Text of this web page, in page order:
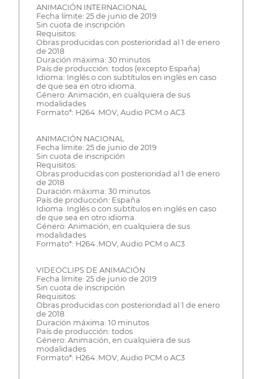
ANIMACIÓN INTERNACIONAL
Fecha límite: 25 de junio de 2019
Sin cuota de inscripción
Requisitos:
Obras producidas con posterioridad al 1 de enero
de 2018
Duración máxima: 30 minutos
País de producción: todos (excepto España)
Idioma: Inglés o con subtítulos en inglés en caso
de que sea en otro idioma.
Género: Animación, en cualquiera de sus
modalidades
Formato*: H264 .MOV, Audio PCM o AC3
ANIMACIÓN NACIONAL
Fecha límite: 25 de junio de 2019
Sin cuota de inscripción
Requisitos:
Obras producidas con posterioridad al 1 de enero
de 2018
Duración máxima: 30 minutos
País de producción: España
Idioma: Inglés o con subtítulos en inglés en caso
de que sea en otro idioma.
Género: Animación, en cualquiera de sus
modalidades
Formato*: H264 .MOV, Audio PCM o AC3
VIDEOCLIPS DE ANIMACIÓN
Fecha límite: 25 de junio de 2019
Sin cuota de inscripción
Requisitos:
Obras producidas con posterioridad al 1 de enero
de 2018
Duración máxima: 10 minutos
País de producción: todos
Género: Animación, en cualquiera de sus
modalidades
Formato*: H264 .MOV, Audio PCM o AC3